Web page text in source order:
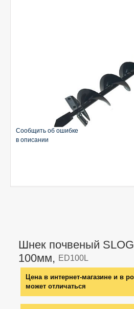
Шнек почвеный
100мм, ED100L
Цена в интернет-магазине и в
может отличаться
Сообщить об ошибке
в описании